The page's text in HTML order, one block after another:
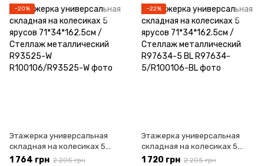
−20%
Этажерка универсальная
складная на колесиках 5
ярусов 71*34*162.5см /
1 764 грн 2 205 грн
−22%
Этажерка универсальная
складная на колесиках 5
ярусов 71*34*162.5см /
1 720 грн 2 205 грн